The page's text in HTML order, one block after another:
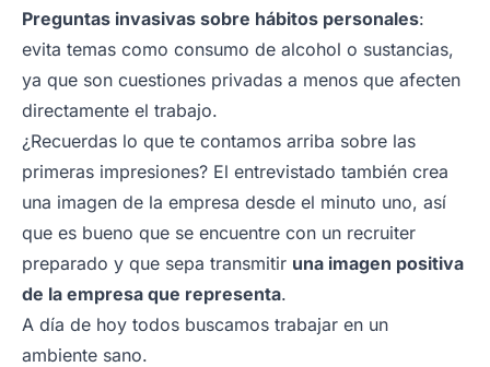
Preguntas invasivas sobre hábitos personales:
evita temas como consumo de alcohol o sustancias,
ya que son cuestiones privadas a menos que afecten
directamente el trabajo.
¿Recuerdas lo que te contamos arriba sobre las
primeras impresiones? El entrevistado también crea
una imagen de la empresa desde el minuto uno, así
que es bueno que se encuentre con un recruiter
preparado y que sepa transmitir una imagen positiva
de la empresa que representa.
A día de hoy todos buscamos trabajar en un
ambiente sano.